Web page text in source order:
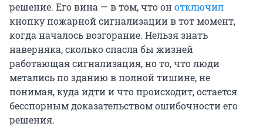
решение. Его вина — в том, что онотключил
кнопку пожарной сигнализации в тот момент,
когда началось возгорание. Нельзя знать
наверняка, сколько спасла бы жизней
работающая сигнализация, но то, что люди
метались по зданию в полной тишине, не
понимая, куда идти и что происходит, остается
бесспорным доказательством ошибочности его
решения.